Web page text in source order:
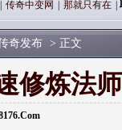
传奇中变网 那就只有在
奇发布 > 正文
修炼法